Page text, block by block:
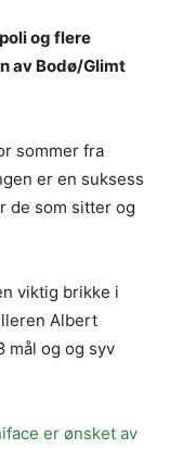
og flere
av Bodø/Glimt
sommer fra
er en suksess
de som sitter og
viktig brikke i
Albert
mål og og syv
er ønsket av